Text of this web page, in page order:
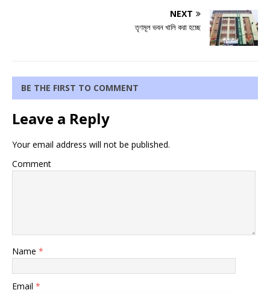
NEXT
তৃণমূল ভবন খালি করা হচ্ছে
BE THE FIRST TO COMMENT
Leave a Reply
Your email address will not be published.
Comment
Name *
Email *